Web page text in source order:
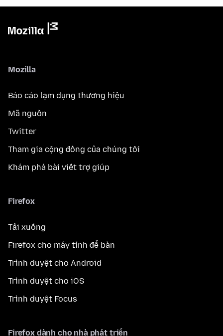
Mozilla
Báo cáo lạm dụng thương hiệu
Mã nguồn
Twitter
Tham gia cộng đồng của chúng tôi
Khám phá bài viết trợ giúp
Firefox
Tải xuống
Firefox cho máy tính để bàn
Trình duyệt cho Android
Trình duyệt cho iOS
Trình duyệt Focus
Firefox dành cho nhà phát triển